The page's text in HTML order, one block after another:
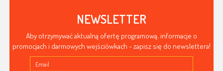
NEWSLETTER
Aby otrzymywać aktualną ofertę programową, informacje o
promocjach i darmowych wejściówkach - zapisz się do newslettera!